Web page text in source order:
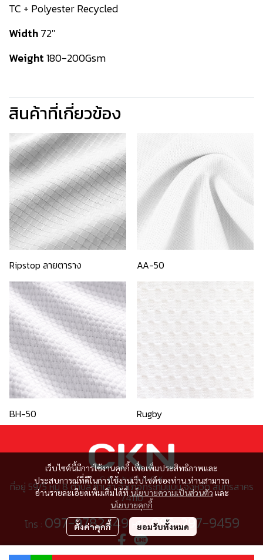
TC + Polyester Recycled
Width72''
Weight180-200Gsm
สินค้าที่เกี่ยวข้อง
Ripstop ลายตาราง AA-50
BH-50 Rugby
เว็บไซต์นี้มีการใช้งานคุกกี้ เพื่อเพิ่มประสิทธิภาพและ
ประสบการณ์ที่ดีในการใช้งานเว็บไซต์ของท่าน ท่านสามารถ
อ่านรายละเอียดเพิ่มเติมได้ที่นโยบายความเป็นส่วนตัวและ
นโยบายคุกกี้
ตั้งค่าคุกกี้ ยอมรับทั้งหมด
ที่อยู่ 59/5 หมู่ 8 ตำบล ท่าเสา อำเภอกระทุ่มแบน จังหวัด สมุทรสาคร
74110
โทร : 097-9782449 หรือ095-297-9459